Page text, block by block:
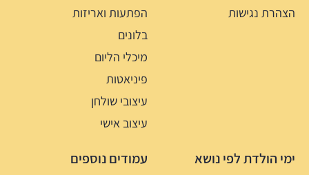
הצהרת נגישות
הפתעות ואריזות
בלונים
מיכלי הליום
פיניאטות
עיצובי שולחן
עיצוב אישי
ימי הולדת לפי נושא עמודים נוספים